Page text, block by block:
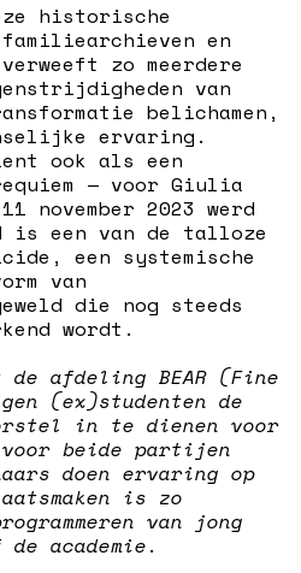
historische
en
zo meerdere
van
belichamen,
ervaring.
ook als een
— voor Giulia
november 2023 werd
is een van de talloze
een systemische
van
die nog steeds
wordt.
de afdeling BEAR (Fine
(ex)studenten de
in te dienen voor
beide partijen
doen ervaring op
is zo
van jong
academie.